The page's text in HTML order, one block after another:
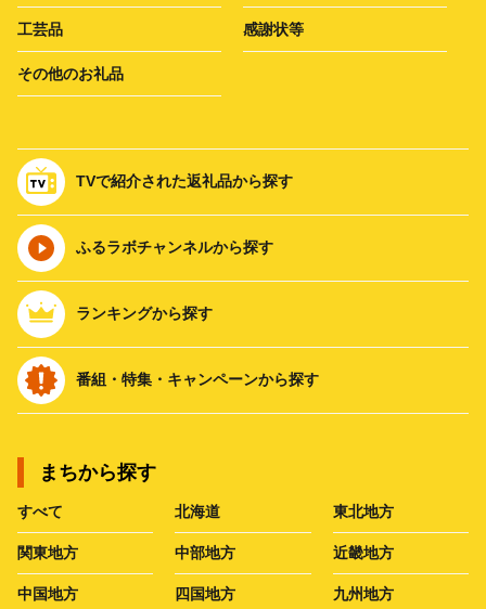
工芸品 感謝状等
その他のお礼品
TVで紹介された返礼品から探す
ふるラボチャンネルから探す
ランキングから探す
番組・特集・キャンペーンから探す
まちから探す
すべて 北海道 東北地方
関東地方 中部地方 近畿地方
中国地方 四国地方 九州地方